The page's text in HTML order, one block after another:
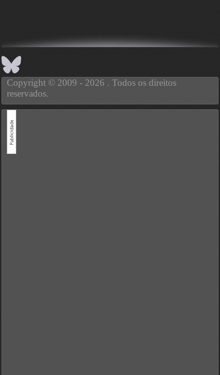
Copyright © 2009 - 2026 . Todos os direitos
reservados.